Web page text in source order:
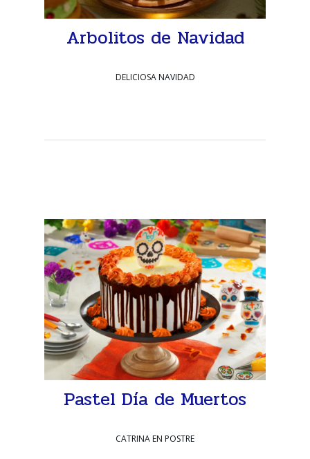
Arbolitos de Navidad
DELICIOSA NAVIDAD
Pastel Día de Muertos
CATRINA EN POSTRE